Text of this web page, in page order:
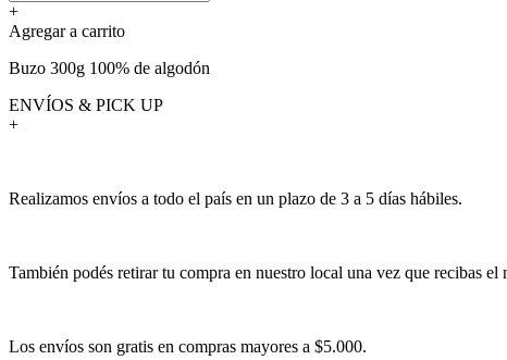
+
Agregar a carrito
Buzo 300g 100% de algodón
ENVÍOS & PICK UP
+
Realizamos envíos a todo el país en un plazo de 3 a 5 días hábiles.
También podés retirar tu compra en nuestro local una vez que recibas
Los envíos son gratis en compras mayores a $5.000.